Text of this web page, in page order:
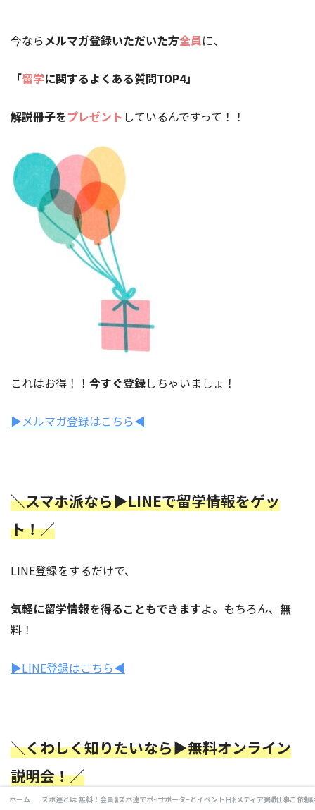
今ならメルマガ登録いただいた方全員に、
「留学に関するよくある質問TOP4」
解説冊子をプレゼント しているんですって！！
これはお得！！ 今すぐ登録しちゃいましょ！
▶︎メルマガ登録はこちら◀︎
＼スマホ派なら▶︎LINEで留学情報をゲッ
ト！／
LINE登録をするだけで、
気軽に留学情報を得ることもできますよ。もちろん、 無
料 ！
▶︎LINE登録はこちら◀︎
＼くわしく知りたいなら▶︎無料オンライン
説明会！／
ホーム ズボ連とは 無料！会員募集ズボ連でポイ活!サポータ−とは？イベント日程メディア掲載仕事ご依頼